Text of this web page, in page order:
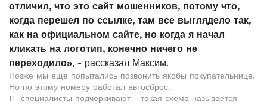
отличил, что это сайт мошенников, потому что,
когда перешел по ссылке, там все выглядело так,
как на официальном сайте, но когда я начал
кликать на логотип, конечно ничего не
переходило», - рассказал Максим.
Позже мы еще попытались позвонить якобы покупательнице.
Но по этому номеру работал автосброс.
IT-специалисты подчеркивают - такая схема называется